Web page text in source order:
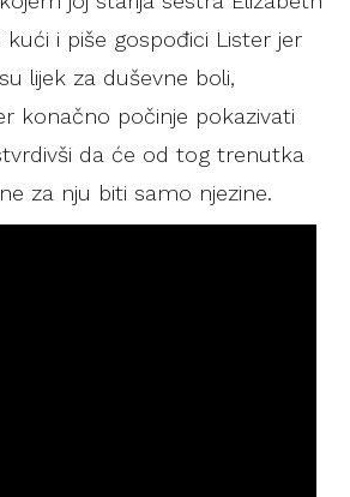
kući i piše gospođici Lister jer
lijek za duševne boli,
konačno počinje pokazivati
da će od tog trenutka
za nju biti samo njezine.